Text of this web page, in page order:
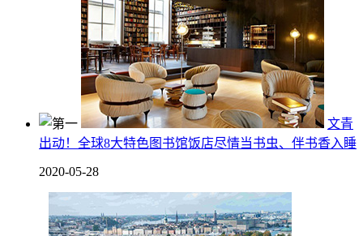
文青
出动！全球8大特色图书馆饭店尽情当书虫、伴书香入睡
2020-05-28